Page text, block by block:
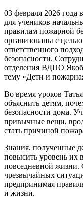
03 февраля 2026 года
для учеников
правилам пожарной
организованы с
ответственного
безопасности.
отделения ВДПО
тему «Дети и
Во время уроков
объяснить детям,
безопасности дома.
привычные вещи,
стать причиной
Знания, полученные
повысить уровень их
повседневной жизни.
чрезвычайных
предпринимая
и жизни.